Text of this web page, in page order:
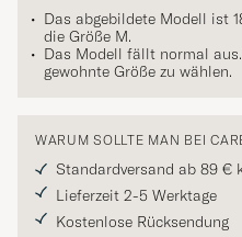
Das abgebildete Modell ist
die Größe M.
Das Modell fällt normal
gewohnte Größe zu wählen.
WARUM SOLLTE MAN BEI
Standardversand ab 89 €
Lieferzeit 2-5 Werktage
Kostenlose Rücksendung